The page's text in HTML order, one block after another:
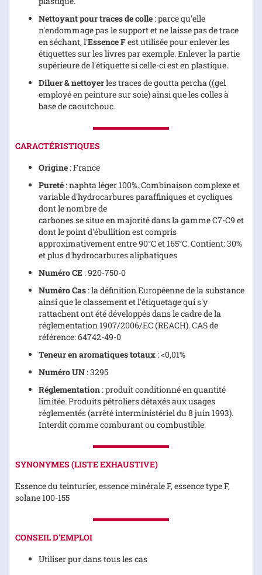
Nettoyant pour traces de colle : parce qu'elle
n'endommage pas le support et ne laisse pas de trace
en séchant, l'Essence Fest utilisée pour enlever les
étiquettes sur les livres par exemple. Enlever la partie
supérieure de l'étiquette si celle-ci est en plastique.
Diluer & nettoyerles traces de goutta percha ((gel
employé en peinture sur soie) ainsi que les colles à
base de caoutchouc.
CARACTÉRISTIQUES
Origine : France
Pureté : naphta léger 100%. Combinaison complexe et
variable d'hydrocarbures paraffiniques et cycliques
dont le nombre de
carbones se situe en majorité dans la gamme C7-C9 et
dont le point d'ébullition est compris
approximativement entre 90°C et 165°C. Contient: 30%
et plus d'hydrocarbures aliphatiques
Numéro CE : 920-750-0
Numéro Cas : la définition Européenne de la substance
ainsi que le classement et l'étiquetage qui s'y
rattachent ont été développés dans le cadre de la
réglementation 1907/2006/EC (REACH). CAS de
référence: 64742-49-0
Teneur en aromatiques totaux : <0,01%
Numéro UN : 3295
Réglementation : produit conditionné en quantité
limitée. Produits pétroliers détaxés aux usages
réglementés (arrêté interministériel du 8 juin 1993).
Interdit comme comburant ou combustible.
SYNONYMES (LISTE EXHAUSTIVE)
Essence du teinturier, essence minérale F, essence type F,
solane 100-155
CONSEIL D'EMPLOI
Utiliser pur dans tous les cas